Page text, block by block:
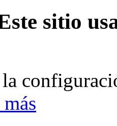
sitio